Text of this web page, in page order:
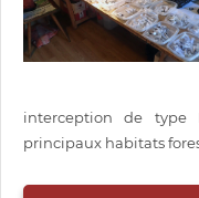
interception de type
principaux habitats